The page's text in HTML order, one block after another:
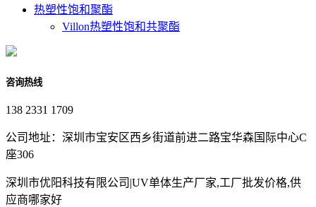
热塑性饱和聚酯
Villon热塑性饱和共聚酯
咨询热线
138 2331 1709
公司地址：深圳市宝安区西乡街道前进二路宝华森国际中心C
座306
深圳市优阳科技有限公司|UV单体生产厂家,工厂批发价格,供
应商哪家好